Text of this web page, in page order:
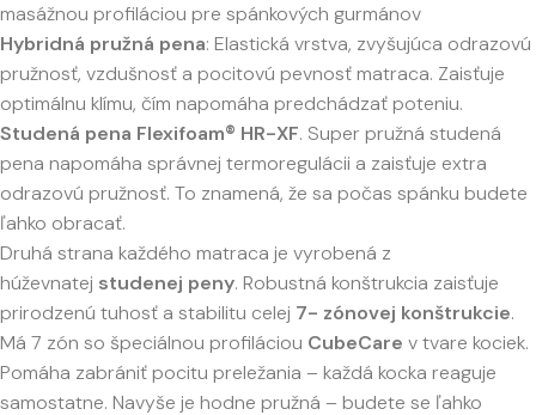
masážnou profiláciou pre spánkových gurmánov
Hybridná pružná pena: Elastická vrstva, zvyšujúca odrazovú
pružnosť, vzdušnosť a pocitovú pevnosť matraca. Zaisťuje
optimálnu klímu, čím napomáha predchádzať poteniu.
Studená pena Flexifoam® HR-XF. Super pružná studená
pena napomáha správnej termoregulácii a zaisťuje extra
odrazovú pružnosť. To znamená, že sa počas spánku budete
ľahko obracať.
Druhá strana každého matraca je vyrobená z
húževnatej studenej peny. Robustná konštrukcia zaisťuje
prirodzenú tuhosť a stabilitu celej 7- zónovej konštrukcie.
Má 7 zón so špeciálnou profiláciou CubeCare v tvare kociek.
Pomáha zabrániť pocitu preležania – každá kocka reaguje
samostatne. Navyše je hodne pružná – budete se ľahko